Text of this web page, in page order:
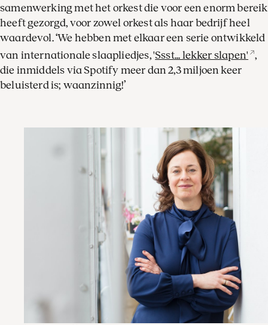
samenwerking met het orkest die voor een enorm bereik
heeft gezorgd, voor zowel orkest als haar bedrijf heel
waardevol. ‘We hebben met elkaar een serie ontwikkeld
van internationale slaapliedjes, 'Ssst... lekker slapen' ,
die inmiddels via Spotify meer dan 2,3 miljoen keer
beluisterd is; waanzinnig!’